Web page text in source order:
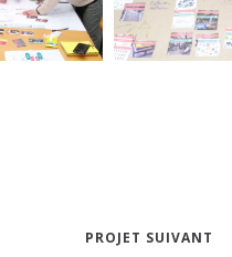
PROJET SUIVANT